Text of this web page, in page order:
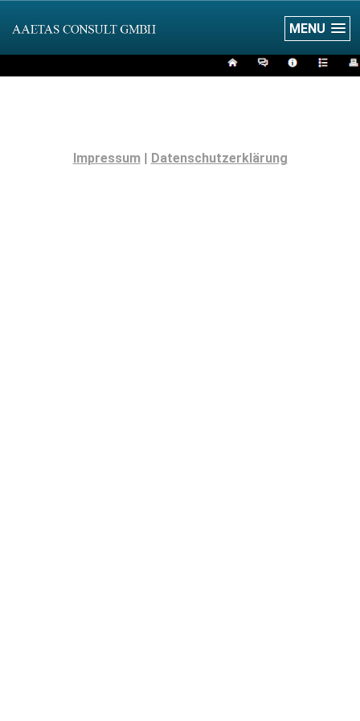
MENU
Impressum| Datenschutzerklärung